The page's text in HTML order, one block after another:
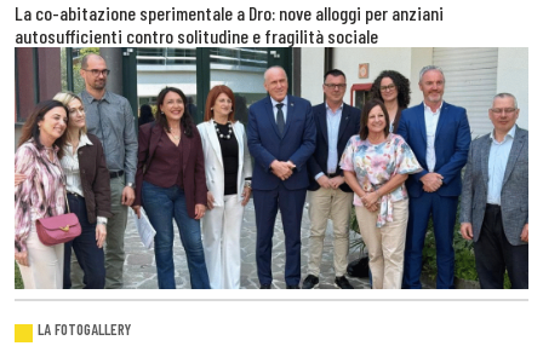
La co-abitazione sperimentale a Dro: nove alloggi per anziani
autosufficienti contro solitudine e fragilità sociale
LA FOTOGALLERY